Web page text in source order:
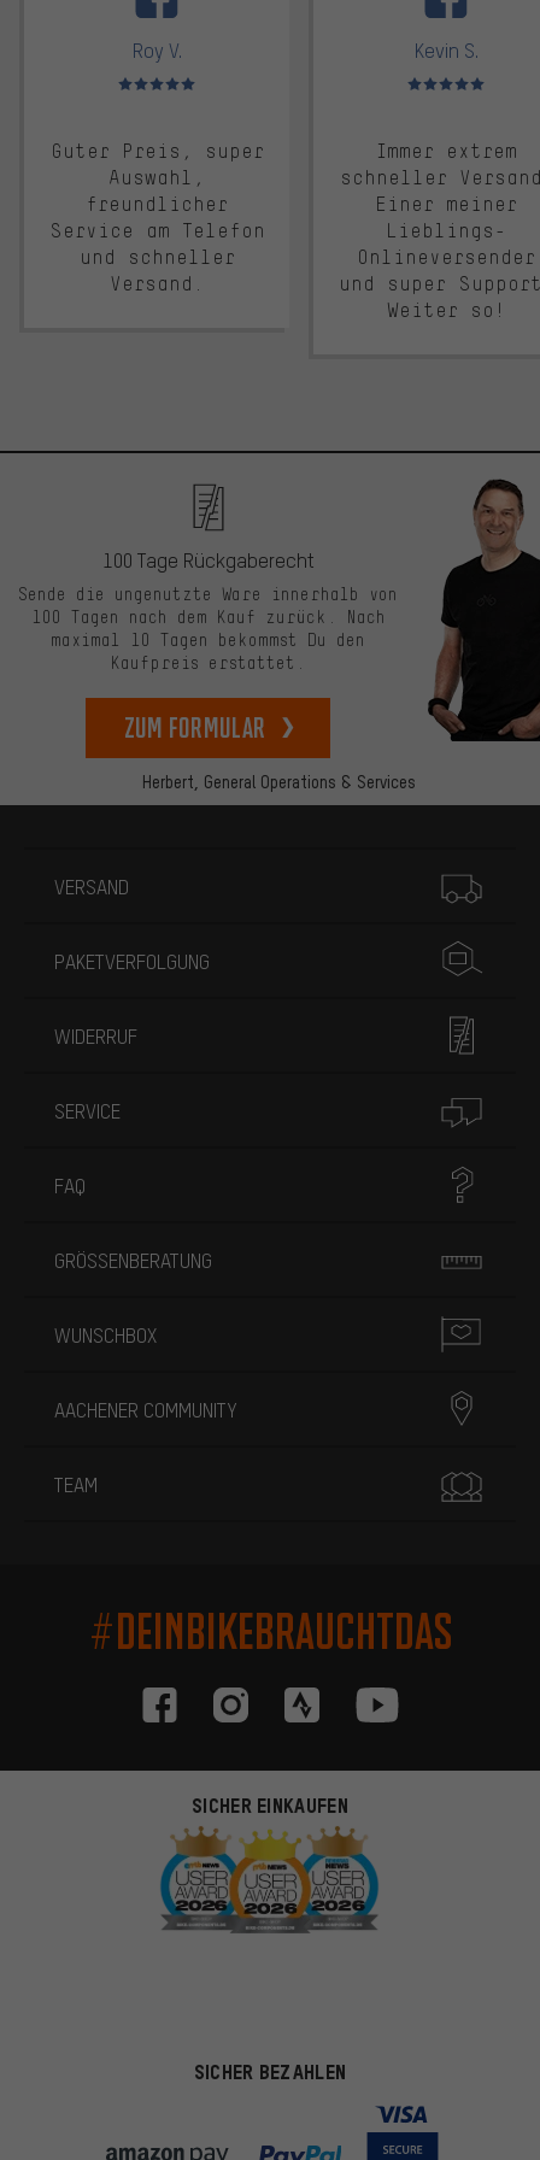
Roy V.
Bewertungen: 5 von 5
Guter Preis, super
Auswahl,
freundlicher
Service am Telefon
und schneller
Versand.
Kevin S.
Bewertungen: 5 von 5
Immer extrem
schneller
Einer meiner
Lieblings-
Onlineversender
und super
Weiter so!
Herbert, General Operations & Services
100 Tage Rückgaberecht
Sende die ungenutzte Ware innerhalb von
100 Tagen nach dem Kauf zurück. Nach
maximal 10 Tagen bekommst Du den
Kaufpreis erstattet.
zum Formular
VERSAND
PAKETVERFOLGUNG
WIDERRUF
SERVICE
FAQ
GRÖSSENBERATUNG
WUNSCHBOX
AACHENER COMMUNITY
TEAM
#DEINBIKEBRAUCHTDAS
SICHER EINKAUFEN
SICHER BEZAHLEN